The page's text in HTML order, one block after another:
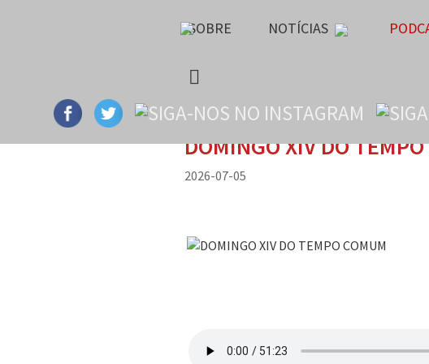
SOBRE NOTÍCIAS
DOMINGO XIV DO
2026-07-05